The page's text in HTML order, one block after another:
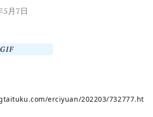
5月7日
erciyuan/202203/732777.ht